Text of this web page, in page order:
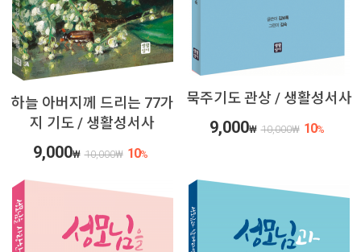
하늘 아버지께 드리는 77가
지 기도 / 생활성서사
9,000₩ 10,000₩ 10%
묵주기도 관상 / 생활성서사
9,000₩ 10,000₩ 10%